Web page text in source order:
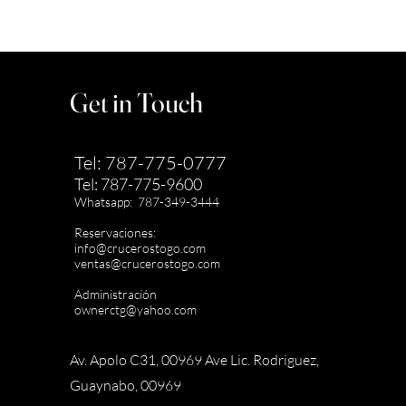
Get in Touch
Tel: 787-775-0777
Tel: 787-775-9600
Whatsapp: 787-349-3444
Reservaciones:
info@crucerostogo.com
ventas@crucerostogo.com
Administración
ownerctg@yahoo.com
Av. Apolo C31, 00969 Ave Lic. Rodriguez,
Guaynabo, 00969